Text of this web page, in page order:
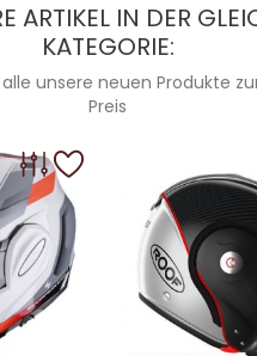
ARTIKEL IN DER
KATEGORIE:
unsere neuen Produkte
Preis